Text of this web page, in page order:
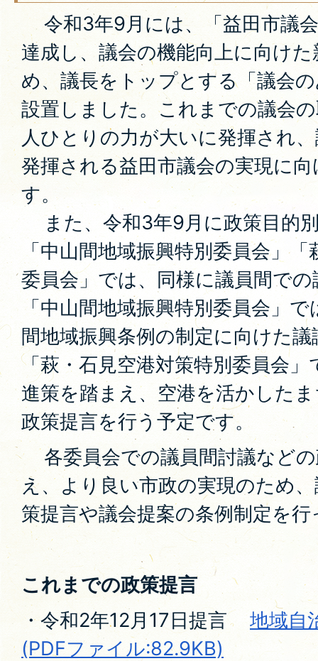
令和3年9月には、「益田市議
達成し、議会の機能向上に向け
め、議長をトップとする「議会
設置しました。これまでの議会
人ひとりの力が大いに発揮され
発揮される益田市議会の実現に
す。
また、令和3年9月に政策目的
「中山間地域振興特別委員会」
委員会」では、同様に議員間で
「中山間地域振興特別委員会」
間地域振興条例の制定に向けた
「萩・石見空港対策特別委員会
進策を踏まえ、空港を活かした
政策提言を行う予定です。
各委員会での議員間討議などの
え、より良い市政の実現のため
策提言や議会提案の条例制定を
これまでの政策提言
・令和2年12月17日提言 地域自
(PDFファイル:82.9KB)